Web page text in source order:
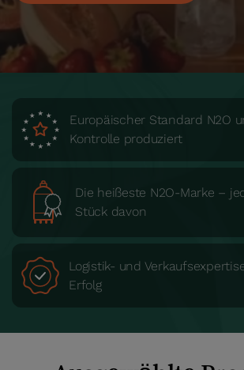
Europäischer Standard N2O
Kontrolle produziert
Die heißeste N2O-Marke –
Stück davon
Logistik- und
Erfolg